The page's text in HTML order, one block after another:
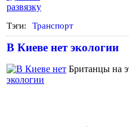
Тэги: Транспорт
В Киеве нет экологии
Британцы на